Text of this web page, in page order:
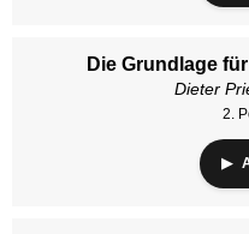
Die Grundlage
Dieter
2.